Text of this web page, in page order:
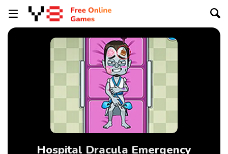
Hospital Dracula Emergency